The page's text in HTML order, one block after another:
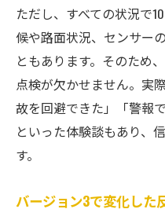
ただし、すべての状況で
候や路面状況、センサー
ともあります。そのため
点検が欠かせません。実
故を回避できた」「警報
といった体験談もあり、
す。
バージョン3で変化した